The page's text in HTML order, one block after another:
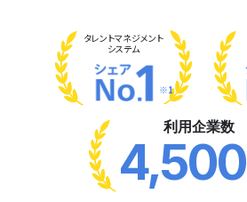
タレントマネジメント
システム
※1
利用企業数
4,500